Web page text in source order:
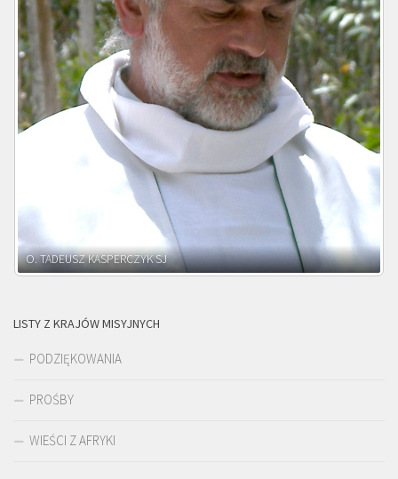
O. ADNRZEJ LEŚNIARA SJ
LISTY Z KRAJÓW MISYJNYCH
PODZIĘKOWANIA
PROŚBY
WIEŚCI Z AFRYKI